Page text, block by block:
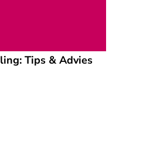
Tips & Advies